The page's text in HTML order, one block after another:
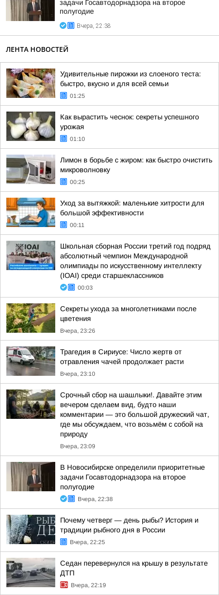
задачи Госавтодорнадзора на второе
полугодие
Вчера, 22:38
ЛЕНТА НОВОСТЕЙ
Удивительные пирожки из слоеного теста:
быстро, вкусно и для всей семьи
01:25
Как вырастить чеснок: секреты успешного
урожая
01:10
Лимон в борьбе с жиром: как быстро очистить
микроволновку
00:25
Уход за вытяжкой: маленькие хитрости для
большой эффективности
00:11
Школьная сборная России третий год подряд
абсолютный чемпион Международной
олимпиады по искусственному интеллекту
(IOAI) среди старшеклассников
00:03
Секреты ухода за многолетниками после
цветения
Вчера, 23:26
Трагедия в Сириусе: Число жертв от
отравления чачей продолжает расти
Вчера, 23:10
Срочный сбор на шашлыки!. Давайте этим
вечером сделаем вид, будто наши
комментарии — это большой дружеский чат,
где мы обсуждаем, что возьмём с собой на
природу
Вчера, 23:09
В Новосибирске определили приоритетные
задачи Госавтодорнадзора на второе
полугодие
Вчера, 22:38
Почему четверг — день рыбы? История и
традиции рыбного дня в России
Вчера, 22:25
Седан перевернулся на крышу в результате
ДТП
Вчера, 22:19